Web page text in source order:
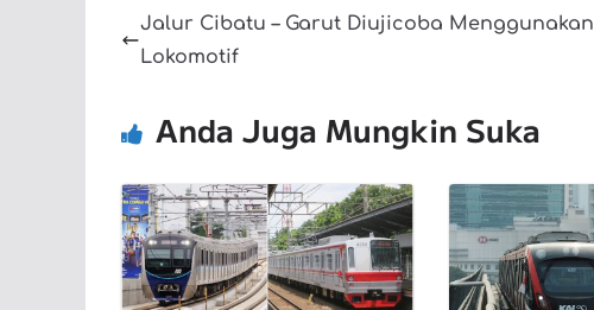
Jalur Cibatu – Garut Diujicoba Menggunakan
Lokomotif
Anda Juga Mungkin Suka